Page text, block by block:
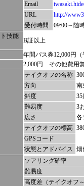
Email
URL
http://
受付時間
09:00～随
技能
B証以上
年間パス券12,000円
2,000円 その他費用
テイクオフの名称
方向
南
斜度
難易度
3
広さ
各
テイクオフの標高
GPSコード
状態とアドバイス 畑
ソアリング確率
難易度
高度差（テイクオフ